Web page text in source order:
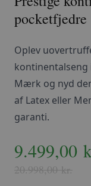
pocketfjedre
20.998,00kr.
Den
oprindelige
9.499,00
Den
aktuelle
Oplev
kontinentalseng
Mærk og nyd
af Latex eller
garanti.